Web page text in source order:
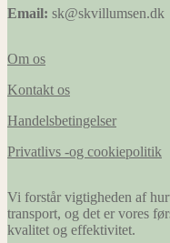
Email: sk@skvillumsen.dk
Om os
Kontakt os
Handelsbetingelser
Privatlivs -og cookiepolitik
Vi forstår vigtigheden af
transport, og det er vores
kvalitet og effektivitet.